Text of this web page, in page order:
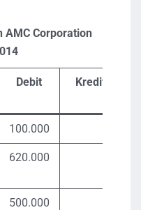
AMC Corporation
Debit Kredit
100.000
620.000
500.000